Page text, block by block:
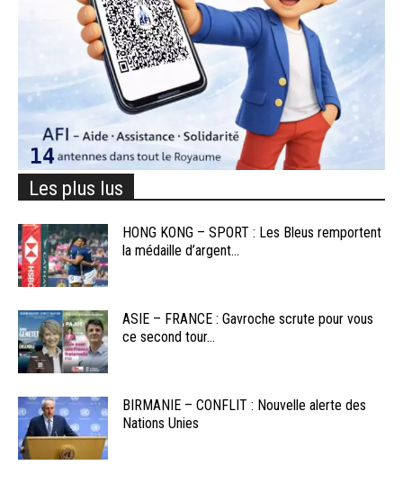
Les plus lus
HONG KONG – SPORT : Les Bleus remportent
la médaille d’argent...
ASIE – FRANCE : Gavroche scrute pour vous
ce second tour...
BIRMANIE – CONFLIT : Nouvelle alerte des
Nations Unies